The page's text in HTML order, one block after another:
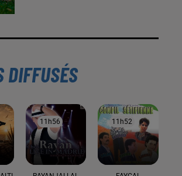
DIFFUSÉS
11h56
11h56 11h52
11h52